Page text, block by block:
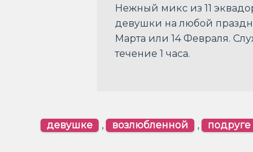
Нежный микс из 11
девушки на любой
Марта или 14 Февраля.
течение 1 часа.
девушке , возлюбленной , подруге